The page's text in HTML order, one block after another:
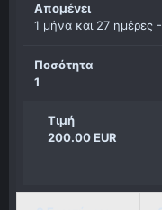
Απομένει
1 μήνα και 27 ημέρες -
Ποσότητα
1
Τιμή
200.00 EUR